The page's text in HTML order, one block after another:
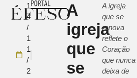
1
4
/
1
1
/
2
A
igreja
que
se
A igreja
que se
renova
reflete o
Coração
que nunca
deixa de